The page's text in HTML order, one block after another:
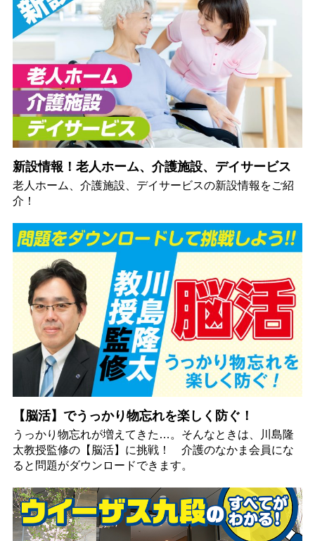
新設情報！老人ホーム、介護施設、デイサービス
老人ホーム、介護施設、デイサービスの新設情報をご紹
介！
【脳活】でうっかり物忘れを楽しく防ぐ！
うっかり物忘れが増えてきた…。そんなときは、川島隆
太教授監修の【脳活】に挑戦！ 介護のなかま会員にな
ると問題がダウンロードできます。